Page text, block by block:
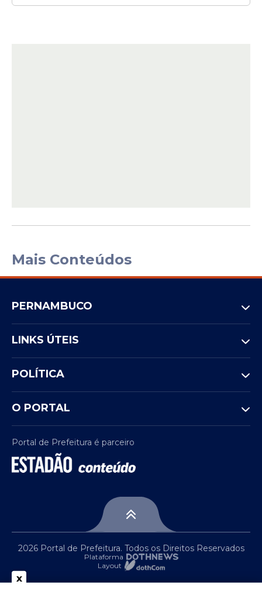
Mais Conteúdos
PERNAMBUCO
LINKS ÚTEIS
POLÍTICA
O PORTAL
Portal de Prefeitura é parceiro
2026 Portal de Prefeitura. Todos os Direitos Reservados
Plataforma
Layout
x